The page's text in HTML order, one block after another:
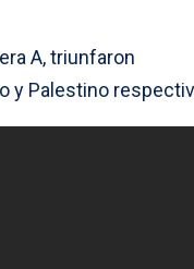
A, triunfaron
y Palestino